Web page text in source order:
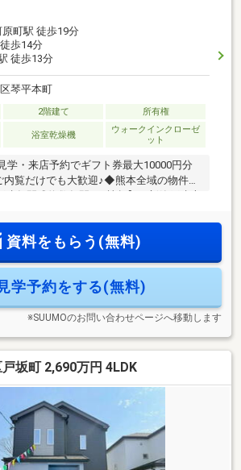
町駅 徒歩19分
歩14分
徒歩13分
琴平本町
2階建て 所有権
浴室乾燥機
ウォークインクローゼ
ット
学・来店予約でギフト券最大10000円分
覧だけでも大歓迎♪◆熊本全域の物件を
↓【新築戸建専門だから知識や情報量が
宅メーカーの裏側を知らないと損するか
過！【安心のアフターサポート体制】メ
無料アフターサポートで購入後も安心
資料をもらう(無料)
学予約をする(無料)
※SUUMOのお問い合わせページへ移動します
坂町 2,690万円 4LDK